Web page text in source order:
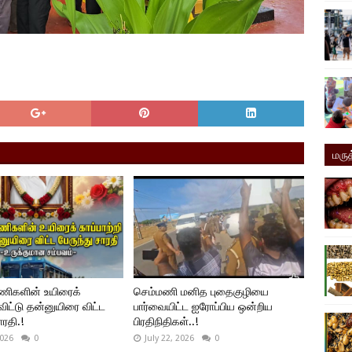
உயிரைக்
தன்னுயிரை விட்ட
0
செம்மணி மனித புதைகுழியை
பார்வையிட்ட ஐரோப்பிய ஒன்றிய
பிரதிநிதிகள்..!
July 22, 2026 0